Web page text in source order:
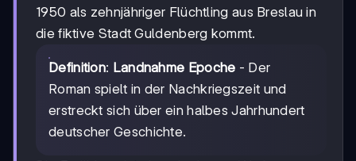
1950 als zehnjähriger Flüchtling aus Breslau in
die fiktive Stadt Guldenberg kommt.
Definition: Landnahme Epoche - Der
Roman spielt in der Nachkriegszeit und
erstreckt sich über ein halbes Jahrhundert
deutscher Geschichte.